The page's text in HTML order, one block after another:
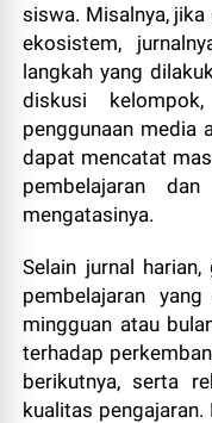
siswa. Misalnya,
ekosistem,
langkah yang
diskusi
penggunaan media
dapat mencatat
pembelajaran
mengatasinya.
Selain jurnal
pembelajaran
mingguan atau
terhadap
berikutnya, serta
kualitas pengajaran.